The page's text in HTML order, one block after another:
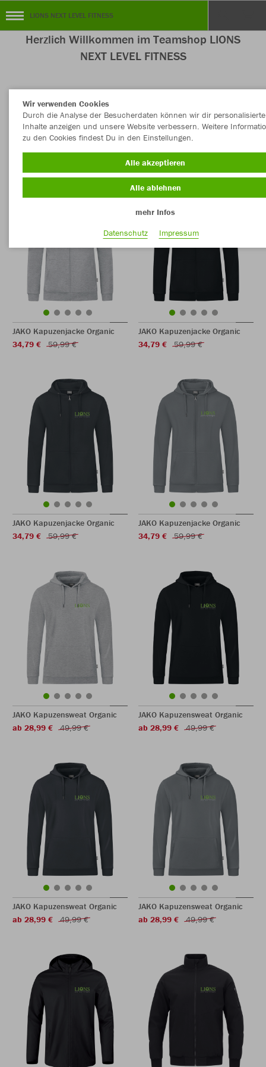
LIONS NEXT LEVEL FITNESS
Herzlich Willkommen im Teamshop LIONS
NEXT LEVEL FITNESS
Nachhaltig Farbe
JAKO Kapuzenjacke Organic
34,79 €
59,99 €
JAKO Kapuzenjacke Organic
34,79 €
59,99 €
JAKO Kapuzenjacke Organic
34,79 €
59,99 €
JAKO Kapuzenjacke Organic
34,79 €
59,99 €
JAKO Kapuzensweat Organic
ab 28,99 €
49,99 €
JAKO Kapuzensweat Organic
ab 28,99 €
49,99 €
JAKO Kapuzensweat Organic
ab 28,99 €
49,99 €
JAKO Kapuzensweat Organic
ab 28,99 €
49,99 €
Wir verwenden Cookies
Durch die Analyse der Besucherdaten können wir dir personalisierte
Inhalte anzeigen und unsere Website verbessern. Weitere
zu den Cookies findest Du in den Einstellungen.
Alle akzeptieren
Alle ablehnen
mehr Infos
Datenschutz
Impressum